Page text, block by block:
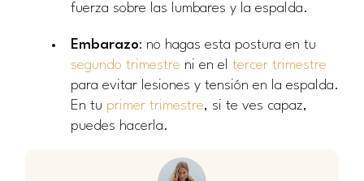
fuerza sobre las lumbares y la espalda.
Embarazo: no hagas esta postura en tu
segundo trimestre ni en el tercer trimestre
para evitar lesiones y tensión en la espalda.
En tu primer trimestre, si te ves capaz,
puedes hacerla.